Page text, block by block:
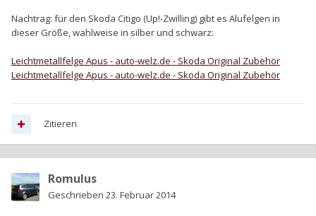
Nachtrag: für den Skoda Citigo (Up!-Zwilling) gibt es Alufelgen in
dieser Größe, wahlweise in silber und schwarz:
Leichtmetallfelge Apus - auto-welz.de - Skoda Original Zubehör
Leichtmetallfelge Apus - auto-welz.de - Skoda Original Zubehör
Zitieren
Romulus
Geschrieben 23. Februar 2014